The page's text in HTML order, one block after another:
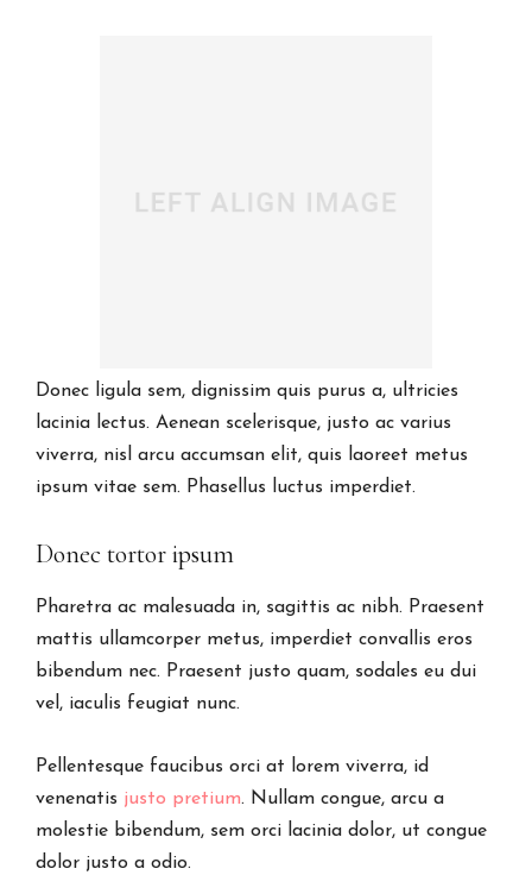
Donec ligula sem, dignissim quis purus a, ultricies
lacinia lectus. Aenean scelerisque, justo ac varius
viverra, nisl arcu accumsan elit, quis laoreet metus
ipsum vitae sem. Phasellus luctus imperdiet.
Donec tortor ipsum
Pharetra ac malesuada in, sagittis ac nibh. Praesent
mattis ullamcorper metus, imperdiet convallis eros
bibendum nec. Praesent justo quam, sodales eu dui
vel, iaculis feugiat nunc.
Pellentesque faucibus orci at lorem viverra, id
venenatis justo pretium. Nullam congue, arcu a
molestie bibendum, sem orci lacinia dolor, ut congue
dolor justo a odio.